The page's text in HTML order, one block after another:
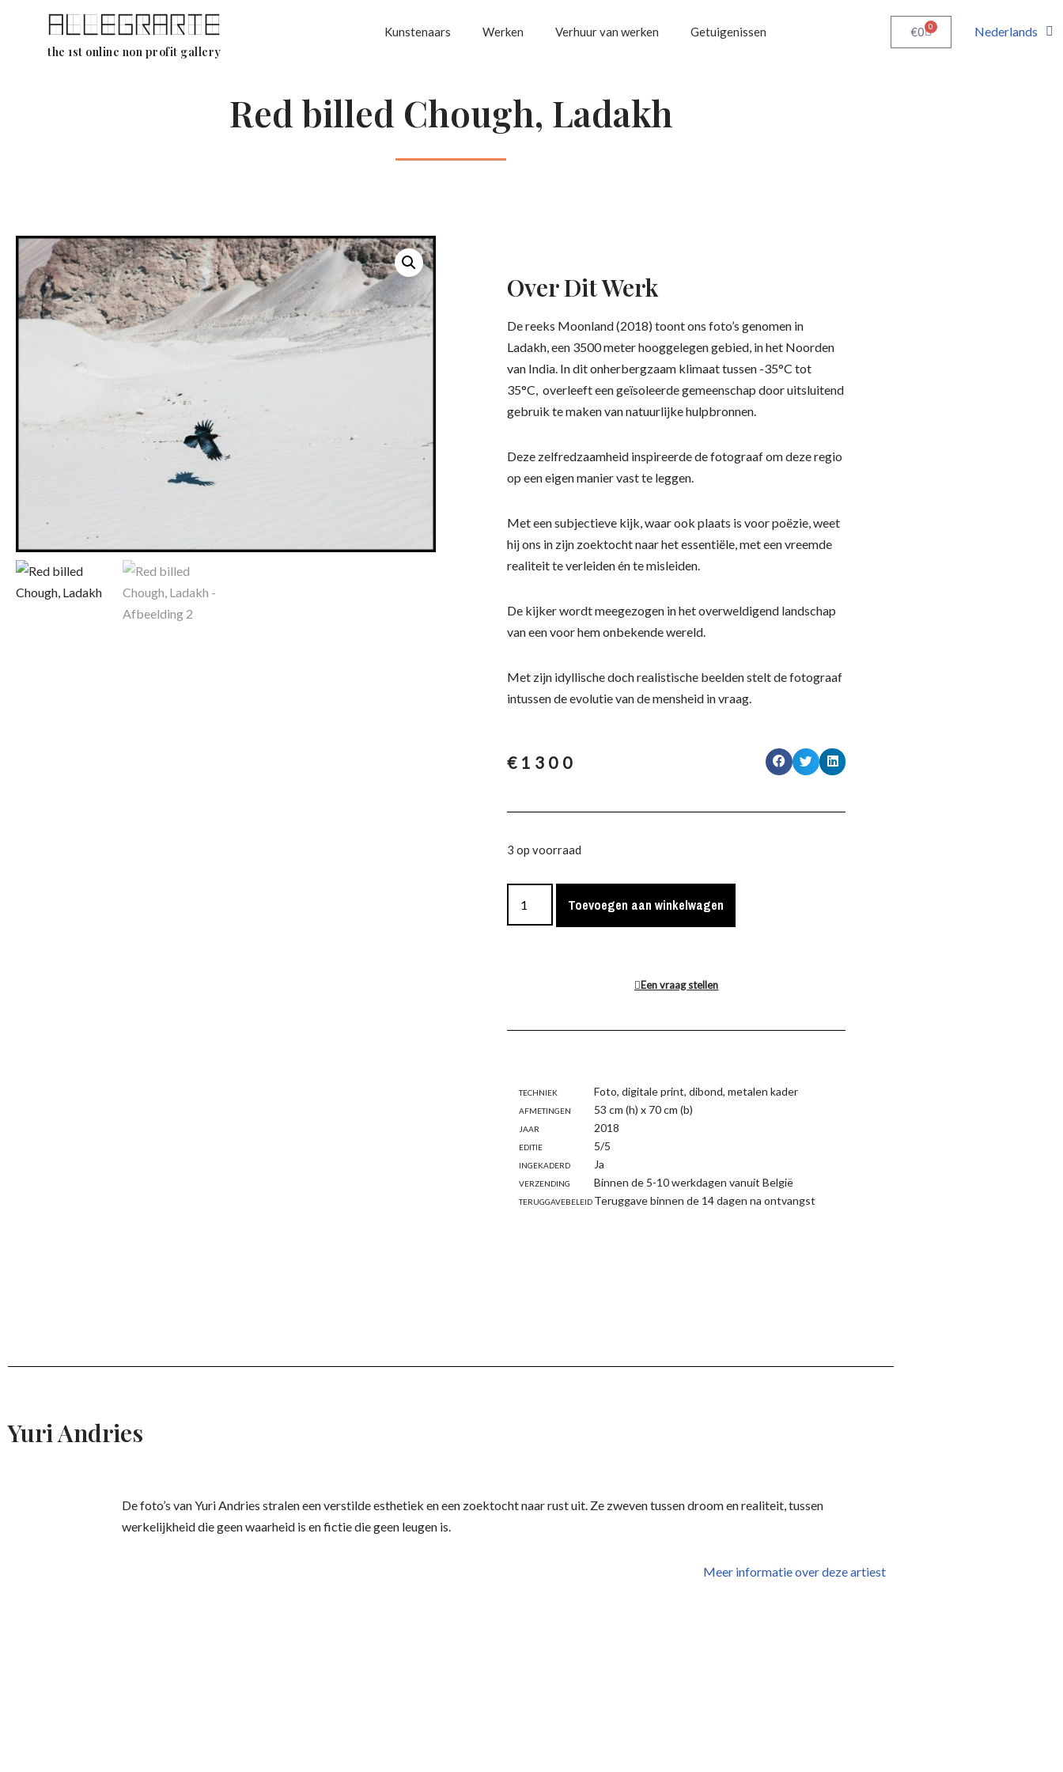
the 1st online non profit gallery
Kunstenaars Werken Verhuur van werken Getuigenissen €0 0 Nederlands
Red billed Chough, Ladakh
Over Dit Werk
De reeks Moonland (2018) toont ons foto’s genomen in
Ladakh, een 3500 meter hooggelegen gebied, in het Noorden
van India. In dit onherbergzaam klimaat tussen -35°C tot
35°C, overleeft een geïsoleerde gemeenschap door uitsluitend
gebruik te maken van natuurlijke hulpbronnen.
Deze zelfredzaamheid inspireerde de fotograaf om deze regio
op een eigen manier vast te leggen.
Met een subjectieve kijk, waar ook plaats is voor poëzie, weet
hij ons in zijn zoektocht naar het essentiële, met een vreemde
realiteit te verleiden én te misleiden.
De kijker wordt meegezogen in het overweldigend landschap
van een voor hem onbekende wereld.
Met zijn idyllische doch realistische beelden stelt de fotograaf
intussen de evolutie van de mensheid in vraag.
€ 1300
3 op voorraad
Toevoegen aan winkelwagen
Een vraag stellen
Techniek
Foto, digitale print, dibond, metalen kader
Afmetingen
53 cm (h) x 70 cm (b)
Jaar
2018
Editie
5/5
Ingekaderd
Ja
Verzending
Binnen de 5-10 werkdagen vanuit België
TeruggavebeleidTeruggave binnen de 14 dagen na ontvangst
Yuri Andries
De foto’s van Yuri Andries stralen een verstilde esthetiek en een zoektocht naar rust uit. Ze zweven tussen droom en realiteit, tussen
werkelijkheid die geen waarheid is en fictie die geen leugen is.
Meer informatie over deze artiest